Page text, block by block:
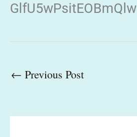
GlfU5wPsitEOBmQlw
← Previous Post